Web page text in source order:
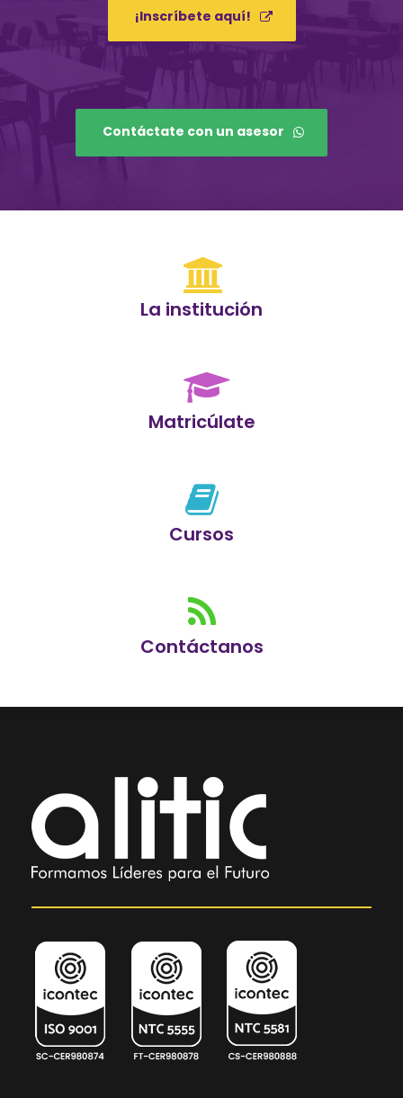
¡Inscríbete aquí!
Contáctate con un asesor
La institución
Matricúlate
Cursos
Contáctanos